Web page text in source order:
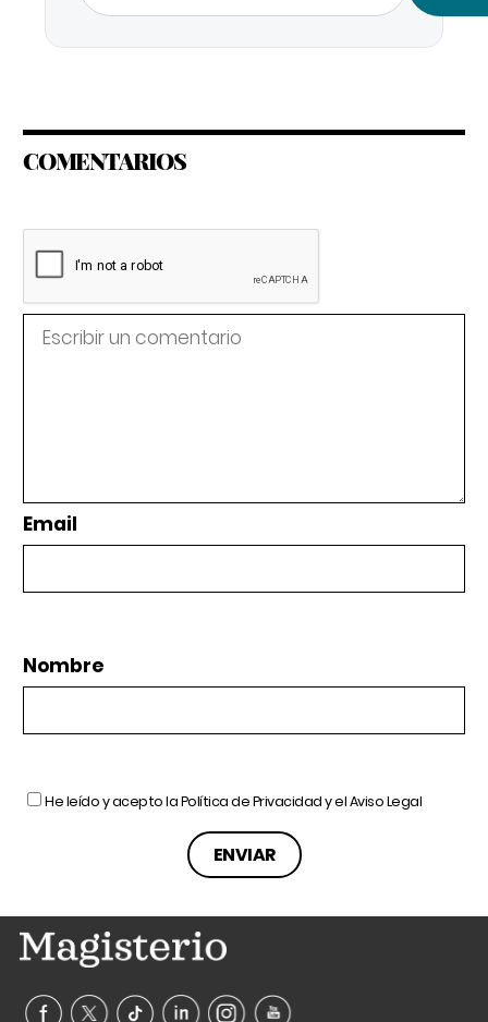
COMENTARIOS
Email
Nombre
He leído y acepto laPolítica de Privacidady elAviso Legal